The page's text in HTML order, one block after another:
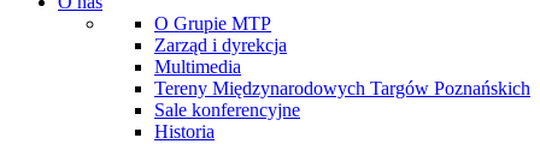
O Grupie MTP
Zarząd i dyrekcja
Multimedia
Tereny Międzynarodowych Targów Poznańskich
Sale konferencyjne
Historia